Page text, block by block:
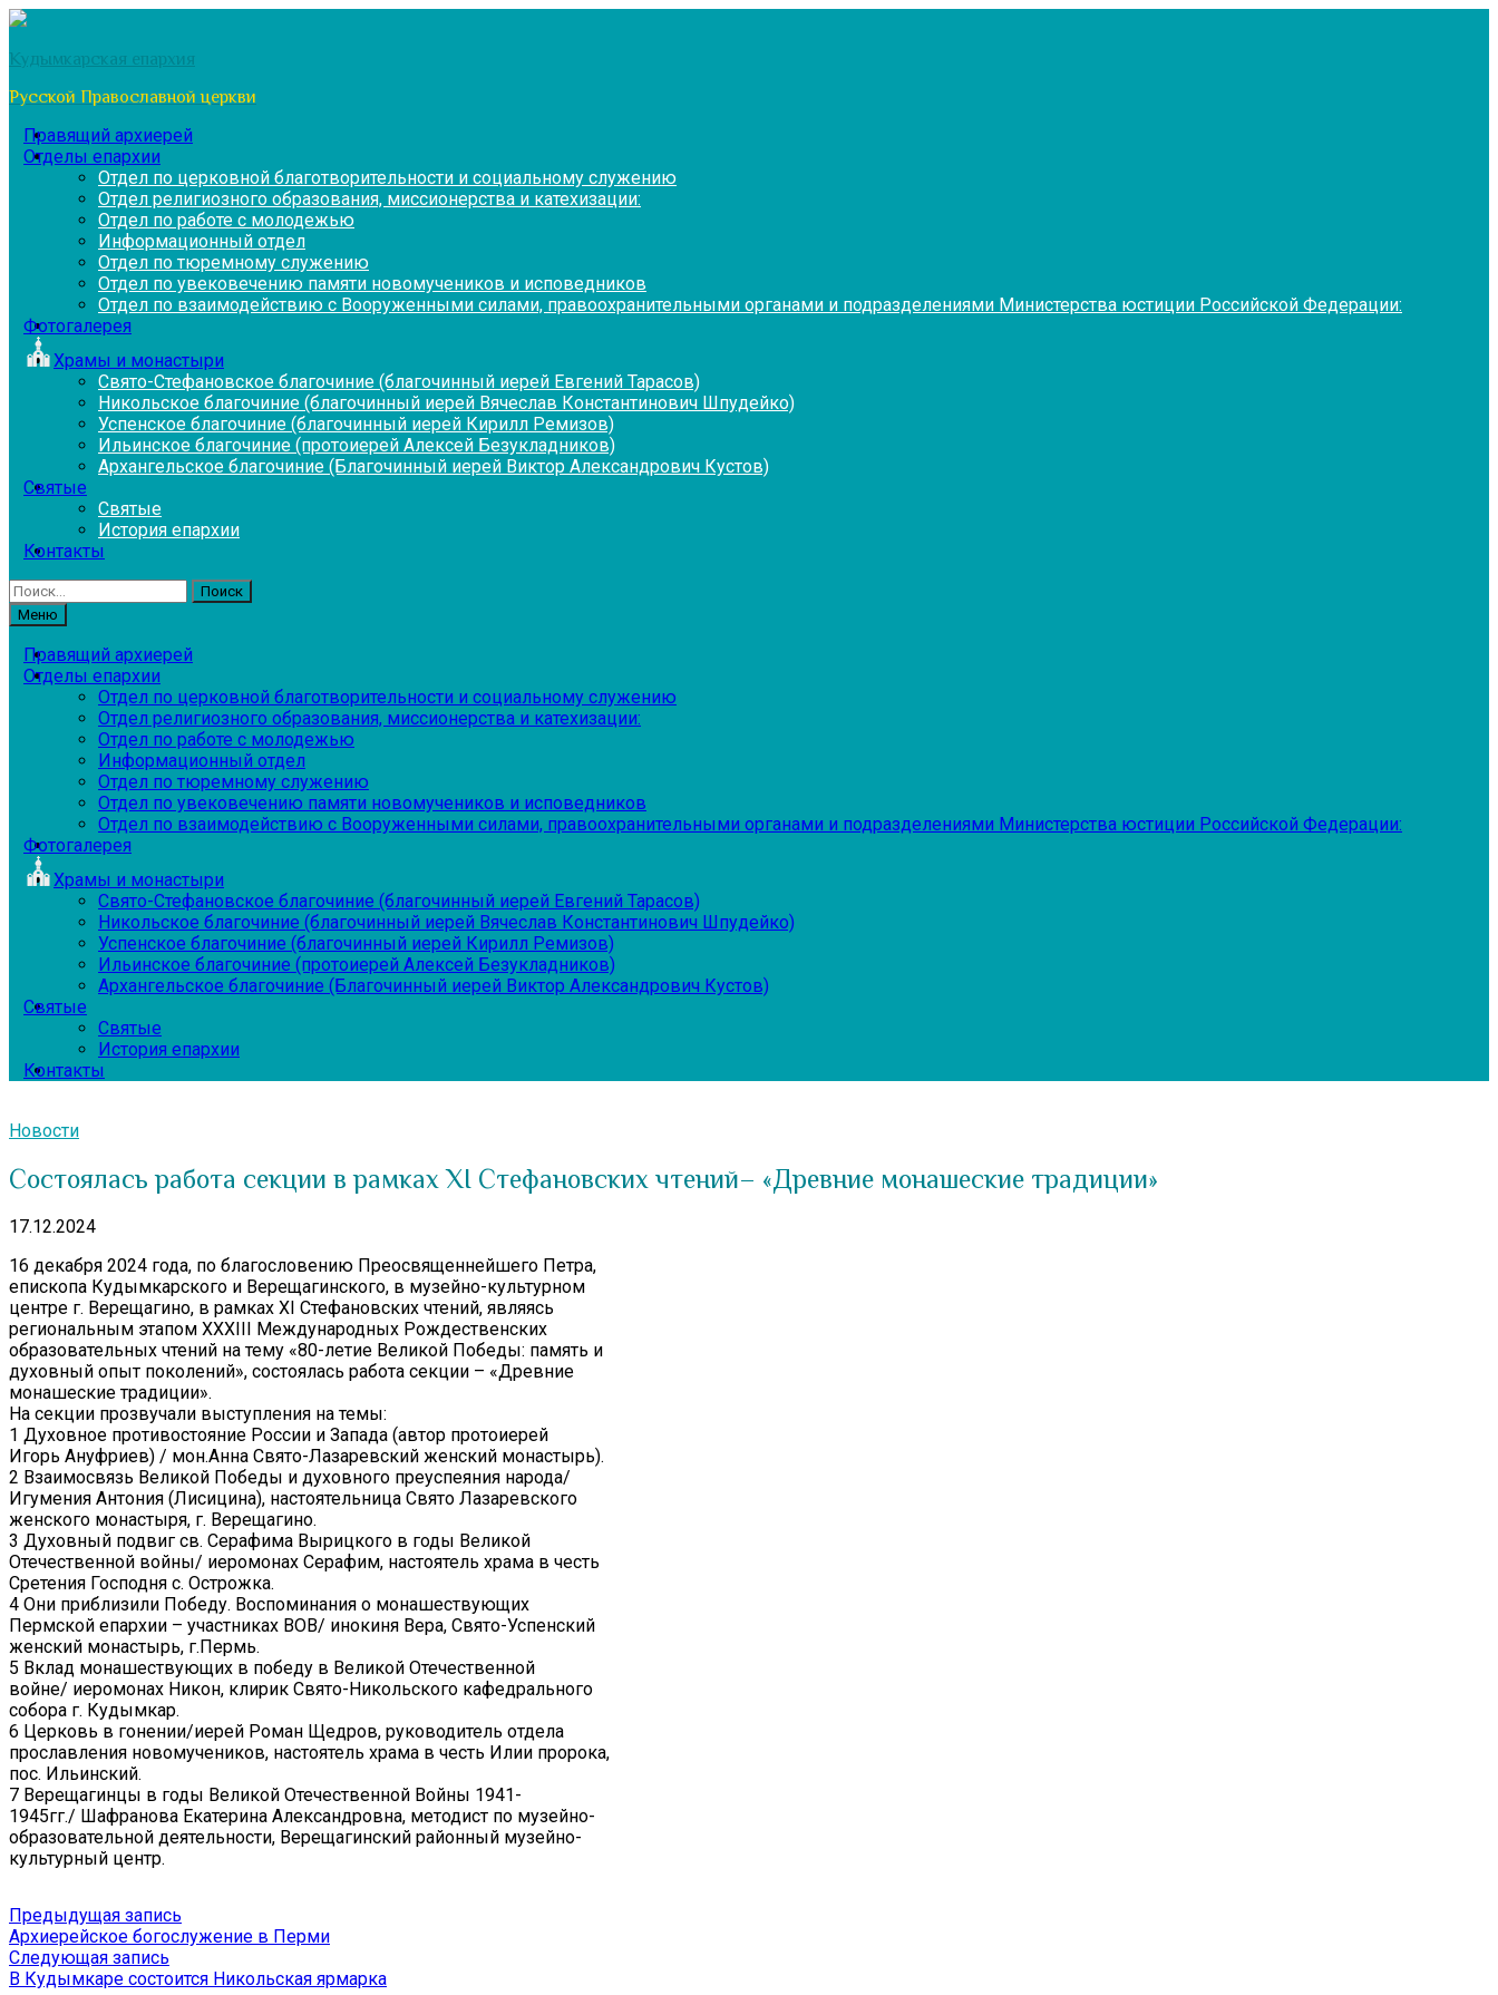
Перейти
содержимому
Кудымкарская епархия
Русской Православной церкви
Правящий архиерей
Отделы епархии
Отдел по церковной благотворительности и социальному служению
Отдел религиозного образования, миссионерства и катехизации:
Отдел по работе с молодежью
Информационный отдел
Отдел по тюремному служению
Отдел по увековечению памяти новомучеников и исповедников
Отдел по взаимодействию с Вооруженными силами, правоохранительными органами и подразделениями Министерства юстиции Российской Федерации:
Фотогалерея
Храмы и монастыри
Свято-Стефановское благочиние (благочинный иерей Евгений Тарасов)
Никольское благочиние (благочинный иерей Вячеслав Константинович Шпудейко)
Успенское благочиние (благочинный иерей Кирилл Ремизов)
Ильинское благочиние (протоиерей Алексей Безукладников)
Архангельское благочиние (Благочинный иерей Виктор Александрович Кустов)
Святые
Святые
История епархии
Контакты
Найти:
Меню
Правящий архиерей
Отделы епархии
Отдел по церковной благотворительности и социальному служению
Отдел религиозного образования, миссионерства и катехизации:
Отдел по работе с молодежью
Информационный отдел
Отдел по тюремному служению
Отдел по увековечению памяти новомучеников и исповедников
Отдел по взаимодействию с Вооруженными силами, правоохранительными органами и подразделениями Министерства юстиции Российской Федерации:
Фотогалерея
Храмы и монастыри
Свято-Стефановское благочиние (благочинный иерей Евгений Тарасов)
Никольское благочиние (благочинный иерей Вячеслав Константинович Шпудейко)
Успенское благочиние (благочинный иерей Кирилл Ремизов)
Ильинское благочиние (протоиерей Алексей Безукладников)
Архангельское благочиние (Благочинный иерей Виктор Александрович Кустов)
Святые
Святые
История епархии
Контакты
Новости
Состоялась работа секции в рамках XI Стефановских чтений– «Древние монашеские традиции»
17.12.2024
16 декабря 2024 года, по благословению Преосвященнейшего Петра,
епископа Кудымкарского и Верещагинского, в музейно-культурном
центре г. Верещагино, в рамках XI Стефановских чтений, являясь
региональным этапом XXXIII Международных Рождественских
образовательных чтений на тему «80-летие Великой Победы: память и
духовный опыт поколений», состоялась работа секции – «Древние
монашеские традиции».
На секции прозвучали выступления на темы:
1 Духовное противостояние России и Запада (автор протоиерей
Игорь Ануфриев) / мон.Анна Свято-Лазаревский женский монастырь).
2 Взаимосвязь Великой Победы и духовного преуспеяния народа/
Игумения Антония (Лисицина), настоятельница Свято Лазаревского
женского монастыря, г. Верещагино.
3 Духовный подвиг св. Серафима Вырицкого в годы Великой
Отечественной войны/ иеромонах Серафим, настоятель храма в честь
Сретения Господня с. Острожка.
4 Они приблизили Победу. Воспоминания о монашествующих
Пермской епархии – участниках ВОВ/ инокиня Вера, Свято-Успенский
женский монастырь, г.Пермь.
5 Вклад монашествующих в победу в Великой Отечественной
войне/ иеромонах Никон, клирик Свято-Никольского кафедрального
собора г. Кудымкар.
6 Церковь в гонении/иерей Роман Щедров, руководитель отдела
прославления новомучеников, настоятель храма в честь Илии пророка,
пос. Ильинский.
7 Верещагинцы в годы Великой Отечественной Войны 1941-
1945гг./ Шафранова Екатерина Александровна, методист по музейно-
образовательной деятельности, Верещагинский районный музейно-
культурный центр.
Навигация
по
записям
Предыдущая запись
запись:
Архиерейское богослужение в Перми
Следующая запись
запись:
В Кудымкаре состоится Никольская ярмарка